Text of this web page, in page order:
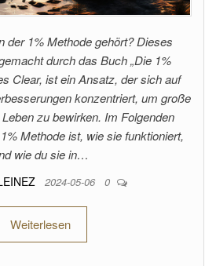
der 1% Methode gehört? Dieses
durch das Buch „Die 1%
Clear, ist ein Ansatz, der sich auf
konzentriert, um große
zu bewirken. Im Folgenden
Methode ist, wie sie funktioniert,
wie du sie in…
2024-05-06 0
Weiterlesen